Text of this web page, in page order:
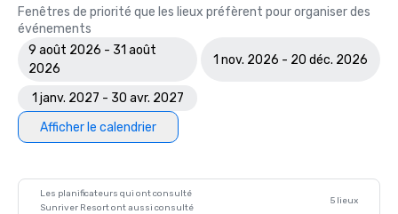
Les dix meilleurs complexes de golf aux États-Unis -
American Way Magazine
Les 100 meilleurs fairways - Golf pour femmes
Les 100 meilleurs complexes de golf en Amérique du Nord
Les 50 meilleurs complexes de golf - Condé Nast Traveler
Les 100 meilleurs complexes de golf au monde - The
Golfer
Fenêtres de priorité que les lieux préfèrent pour organiser des
événements
9 août 2026 - 31 août
2026
1 nov. 2026 - 20 déc. 2026
1 janv. 2027 - 30 avr. 2027
Afficher le calendrier
Les planificateurs qui ont consulté
Sunriver Resort ont aussi consulté
5 lieux